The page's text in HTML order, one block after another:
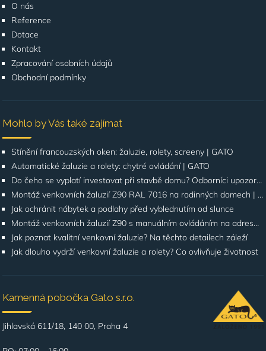
O nás
Reference
Dotace
Kontakt
Zpracování osobních údajů
Obchodní podmínky
Mohlo by Vás také zajímat
Stínění francouzských oken: žaluzie, rolety, screeny | GATO
Automatické žaluzie a rolety: chytré ovládání | GATO
Do čeho se vyplatí investovat při stavbě domu? Odborníci upozorňují na stínění oken
Montáž venkovních žaluzií Z90 RAL 7016 na rodinných domech | Případová studie
Jak ochránit nábytek a podlahy před vyblednutím od slunce
Montáž venkovních žaluzií Z90 s manuálním ovládáním na adrese Štúrova, Praha 4
Jak poznat kvalitní venkovní žaluzie? Na těchto detailech záleží
Jak dlouho vydrží venkovní žaluzie a rolety? Co ovlivňuje životnost
Kamenná pobočka Gato s.r.o.
Jihlavská 611/18, 140 00, Praha 4